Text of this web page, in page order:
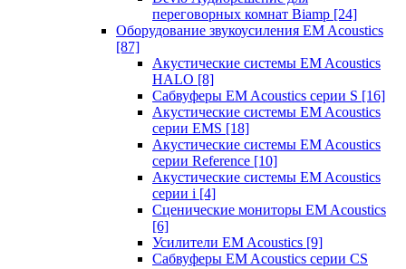
переговорных комнат Biamp [24]
Оборудование звукоусиления EM Acoustics
[87]
Акустические системы EM Acoustics
HALO [8]
Сабвуферы EM Acoustics серии S [16]
Акустические системы EM Acoustics
серии EMS [18]
Акустические системы EM Acoustics
серии Reference [10]
Акустические системы EM Acoustics
серии i [4]
Сценические мониторы EM Acoustics
[6]
Усилители EM Acoustics [9]
Сабвуферы EM Acoustics серии CS